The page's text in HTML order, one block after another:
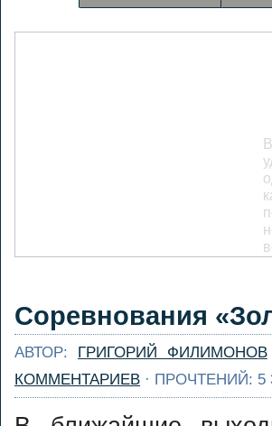
Соревнования
АВТОР: ГРИГОРИЙ ФИЛИМОНОВ
КОММЕНТАРИЕВ · ПРОЧТЕНИЙ: 5